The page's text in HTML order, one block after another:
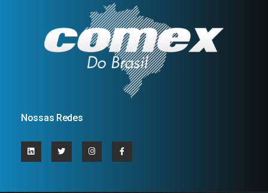
Nossas Redes